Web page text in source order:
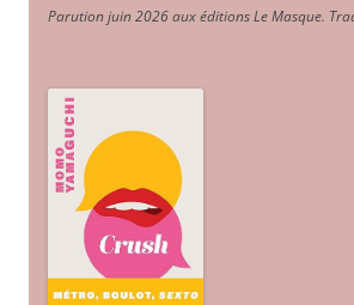
Parution juin 2026 aux éditions Le Masque.